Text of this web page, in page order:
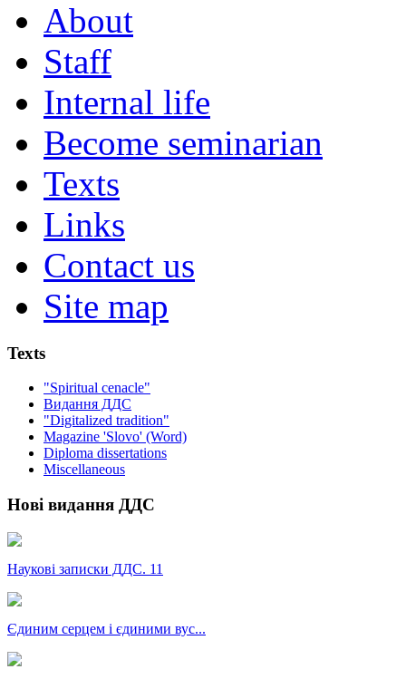
About
Staff
Internal life
Become seminarian
Texts
Links
Contact us
Site map
Texts
"Spiritual cenacle"
Видання ДДС
"Digitalized tradition"
Magazine 'Slovo' (Word)
Diploma dissertations
Miscellaneous
Нові видання ДДС
Наукові записки ДДС. 11
Єдиним серцем і єдиними вус...